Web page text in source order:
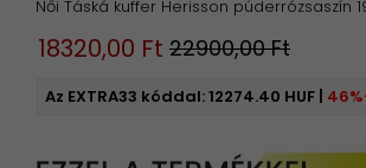
Női Táská kuffer Herisson púderrózsaszín
18320,00 Ft 22900,00 Ft
Az EXTRA33 kóddal:12274.40 HUF